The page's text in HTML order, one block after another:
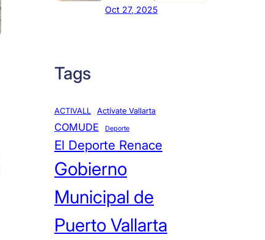
Oct 27, 2025
Tags
ACTIVALL Actívate Vallarta
COMUDE Deporte
El Deporte Renace
Gobierno
Municipal de
Puerto Vallarta